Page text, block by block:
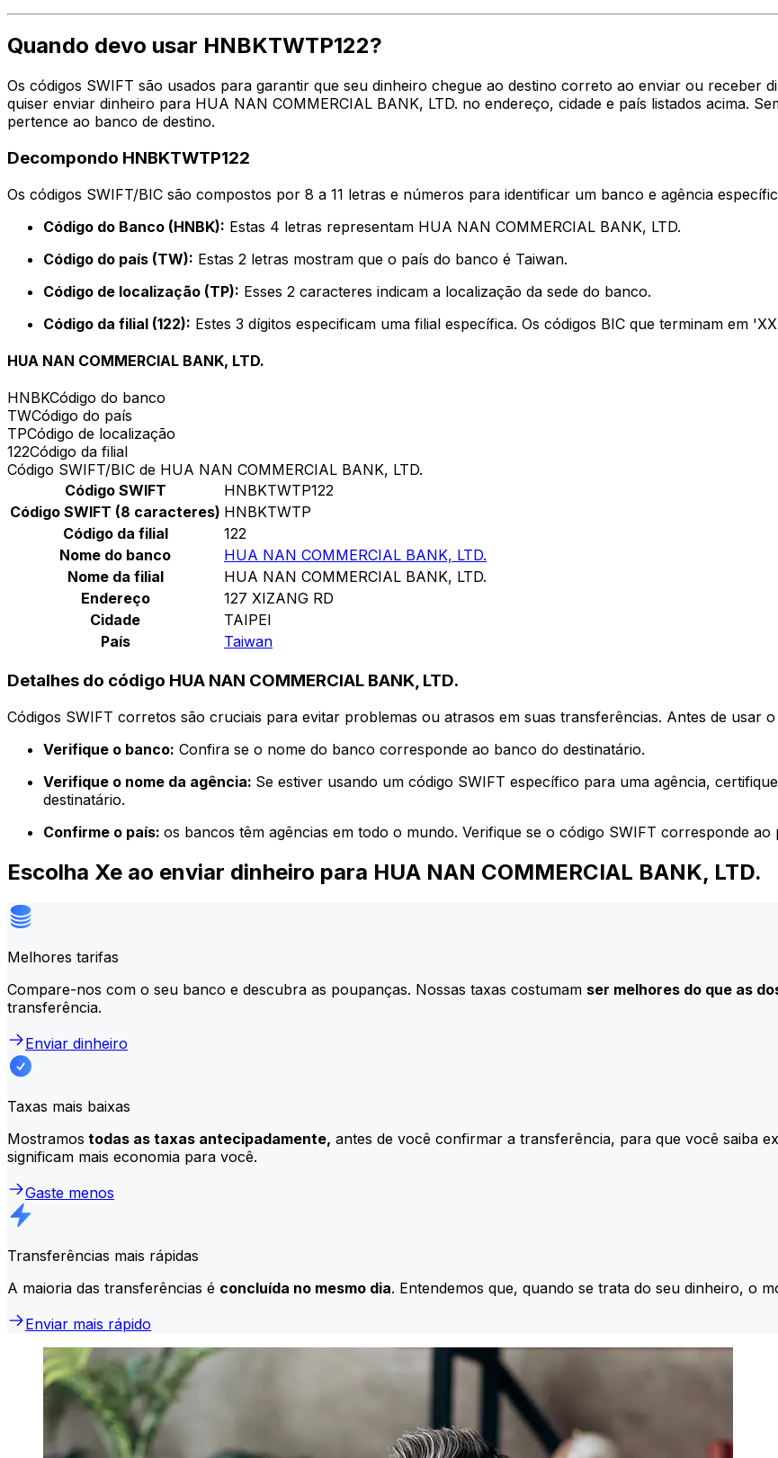
Quando devo usar HNBKTWTP122?
Os códigos SWIFT são usados para garantir que seu dinheiro chegue ao destino correto ao enviar ou receber
quiser enviar dinheiro para HUA NAN COMMERCIAL BANK, LTD. no endereço, cidade e país listados acima.
pertence ao banco de destino.
Decompondo HNBKTWTP122
Os códigos SWIFT/BIC são compostos por 8 a 11 letras e números para identificar um banco e agência
Código do Banco (HNBK): Estas 4 letras representam HUA NAN COMMERCIAL BANK, LTD.
Código do país (TW): Estas 2 letras mostram que o país do banco é Taiwan.
Código de localização (TP): Esses 2 caracteres indicam a localização da sede do banco.
Código da filial (122): Estes 3 dígitos especificam uma filial específica. Os códigos BIC que terminam em
HUA NAN COMMERCIAL BANK, LTD.
HNBKCódigo do banco
TWCódigo do país
TPCódigo de localização
122Código da filial
Código SWIFT/BIC de HUA NAN COMMERCIAL BANK, LTD.
Código SWIFT
HNBKTWTP122
Código SWIFT (8 caracteres) HNBKTWTP
Código da filial
122
Nome do banco
HUA NAN COMMERCIAL BANK, LTD.
Nome da filial
HUA NAN COMMERCIAL BANK, LTD.
Endereço
127 XIZANG RD
Cidade
TAIPEI
País
Taiwan
Detalhes do código HUA NAN COMMERCIAL BANK, LTD.
Códigos SWIFT corretos são cruciais para evitar problemas ou atrasos em suas transferências. Antes de usar
Verifique o banco: Confira se o nome do banco corresponde ao banco do destinatário.
Verifique o nome da agência: Se estiver usando um código SWIFT específico para uma agência,
destinatário.
Confirme o país: os bancos têm agências em todo o mundo. Verifique se o código SWIFT corresponde ao
Escolha Xe ao enviar dinheiro para HUA NAN COMMERCIAL BANK, LTD.
Melhores tarifas
Compare-nos com o seu banco e descubra as poupanças. Nossas taxas costumam ser melhores do que as
transferência.
Enviar dinheiro
Taxas mais baixas
Mostramos todas as taxas antecipadamente, antes de você confirmar a transferência, para que você saiba
significam mais economia para você.
Gaste menos
Transferências mais rápidas
A maioria das transferências é concluída no mesmo dia. Entendemos que, quando se trata do seu dinheiro, o
Enviar mais rápido